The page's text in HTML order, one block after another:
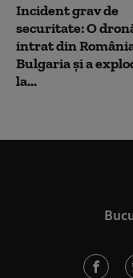
Incident grav de
securitate: O
intrat din
Bulgaria şi a
la...